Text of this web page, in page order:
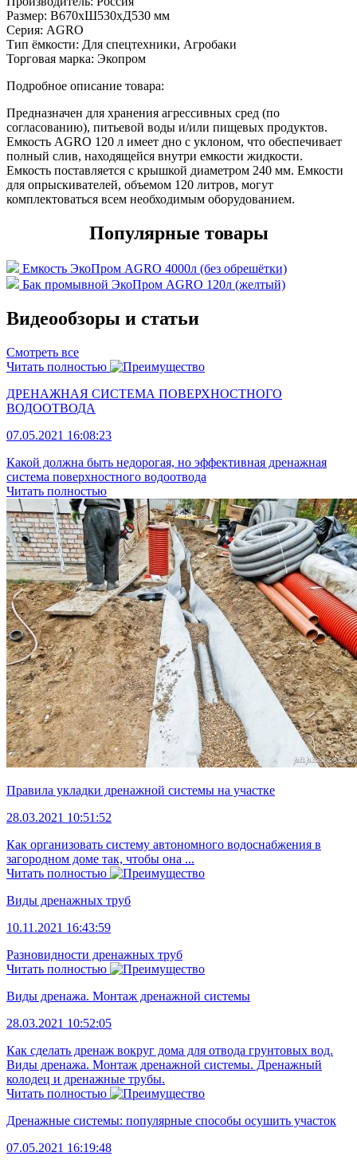
Размер: В670xШ530xД530 мм
Серия: AGRO
Тип ёмкости: Для спецтехники, Агробаки
Торговая марка: Экопром
Подробное описание товара:
Предназначен для хранения агрессивных сред (по
согласованию), питьевой воды и/или пищевых продуктов.
Емкость AGRO 120 л имеет дно с уклоном, что обеспечивает
полный слив, находящейся внутри емкости жидкости.
Емкость поставляется с крышкой диаметром 240 мм. Емкости
для опрыскивателей, объемом 120 литров, могут
комплектоваться всем необходимым оборудованием.
Популярные товары
Емкость ЭкоПром AGRO 4000л (без обрешётки)
Бак промывной ЭкоПром AGRO 120л (желтый)
Видеообзоры и статьи
Смотреть все
Читать полностью
ДРЕНАЖНАЯ СИСТЕМА ПОВЕРХНОСТНОГО
ВОДООТВОДА
07.05.2021 16:08:23
Какой должна быть недорогая, но эффективная дренажная
система поверхностного водоотвода
Читать полностью
Правила укладки дренажной системы на участке
28.03.2021 10:51:52
Как организовать систему автономного водоснабжения в
загородном доме так, чтобы она ...
Читать полностью
Виды дренажных труб
10.11.2021 16:43:59
Разновидности дренажных труб
Читать полностью
Виды дренажа. Монтаж дренажной системы
28.03.2021 10:52:05
Как сделать дренаж вокруг дома для отвода грунтовых вод.
Виды дренажа. Монтаж дренажной системы. Дренажный
колодец и дренажные трубы.
Читать полностью
Дренажные системы: популярные способы осушить участок
07.05.2021 16:19:48